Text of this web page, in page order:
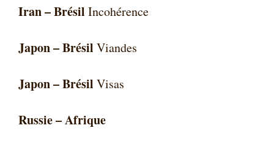
Iran – Brésil Incohérence
Japon – Brésil Viandes
Japon – Brésil Visas
Russie – Afrique